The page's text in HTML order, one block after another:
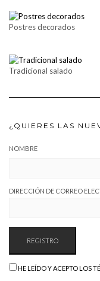
Postres decorados
Tradicional salado
¿QUIERES LAS
NOMBRE
DIRECCIÓN DE CORREO
HE LEÍDO Y ACEPTO LOS